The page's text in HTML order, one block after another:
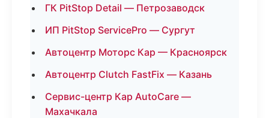
ГК PitStop Detail — Петрозаводск
ИП PitStop ServicePro — Сургут
Автоцентр Моторс Кар — Красноярск
Автоцентр Clutch FastFix — Казань
Сервис-центр Кар AutoCare —
Махачкала